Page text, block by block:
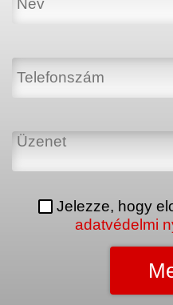
Jelezze, hogy
adatvédelmi